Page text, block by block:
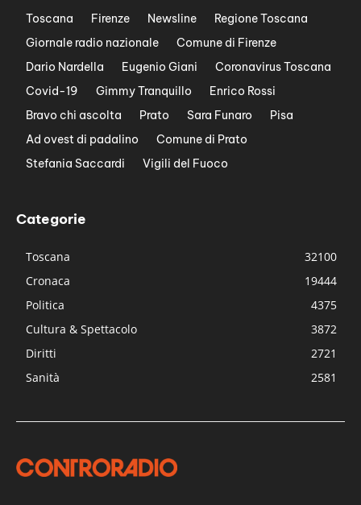
Toscana Firenze Newsline
Regione Toscana
Giornale radio nazionale
Comune di Firenze
Dario Nardella
Eugenio Giani
Coronavirus Toscana
Covid-19
Gimmy Tranquillo
Enrico Rossi
Bravo chi ascolta
Prato Sara Funaro
Pisa
Ad ovest di padalino
Comune di Prato
Stefania Saccardi
Vigili del Fuoco
Categorie
Toscana
32100
Cronaca
19444
Politica
4375
Cultura & Spettacolo
3872
Diritti
2721
Sanità
2581